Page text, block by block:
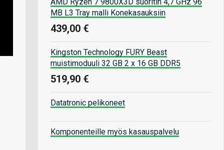
MB L3 Tray malli Konekasauksiin
439,00 €
Kingston Technology FURY Beast
muistimoduuli 32 GB 2 x 16 GB DDR5
519,90 €
Datatronic pelikoneet
Komponenteille myös kasauspalvelu